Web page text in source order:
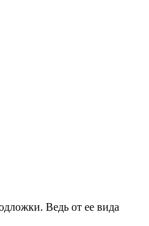
Ведь от ее вида